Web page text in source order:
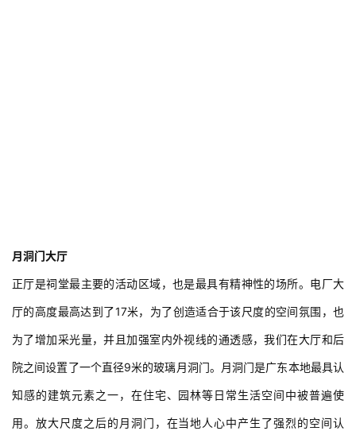
月洞门大厅
正厅是祠堂最主要的活动区域，也是最具有精神性的场所。电厂大
厅的高度最高达到了17米，为了创造适合于该尺度的空间氛围，也
为了增加采光量，并且加强室内外视线的通透感，我们在大厅和后
院之间设置了一个直径9米的玻璃月洞门。月洞门是广东本地最具认
知感的建筑元素之一，在住宅、园林等日常生活空间中被普遍使
用。放大尺度之后的月洞门，在当地人心中产生了强烈的空间认